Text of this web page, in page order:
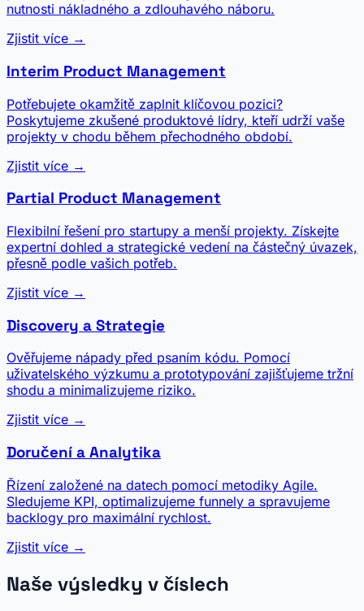
nutnosti nákladného a zdlouhavého náboru.
Zjistit více →
Interim Product Management
Potřebujete okamžitě zaplnit klíčovou pozici?
Poskytujeme zkušené produktové lídry, kteří udrží vaše
projekty v chodu během přechodného období.
Zjistit více →
Partial Product Management
Flexibilní řešení pro startupy a menší projekty. Získejte
expertní dohled a strategické vedení na částečný úvazek,
přesně podle vašich potřeb.
Zjistit více →
Discovery a Strategie
Ověřujeme nápady před psaním kódu. Pomocí
uživatelského výzkumu a prototypování zajišťujeme tržní
shodu a minimalizujeme riziko.
Zjistit více →
Doručení a Analytika
Řízení založené na datech pomocí metodiky Agile.
Sledujeme KPI, optimalizujeme funnely a spravujeme
backlogy pro maximální rychlost.
Zjistit více →
Naše výsledky v číslech